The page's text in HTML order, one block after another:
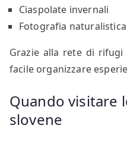
Ciaspolate invernali
Fotografia naturalistica
Grazie alla rete di
facile organizzare
Quando visitare
slovene